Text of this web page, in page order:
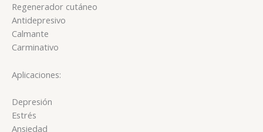
Regenerador cutáneo
Antidepresivo
Calmante
Carminativo
Aplicaciones:
Depresión
Estrés
Ansiedad